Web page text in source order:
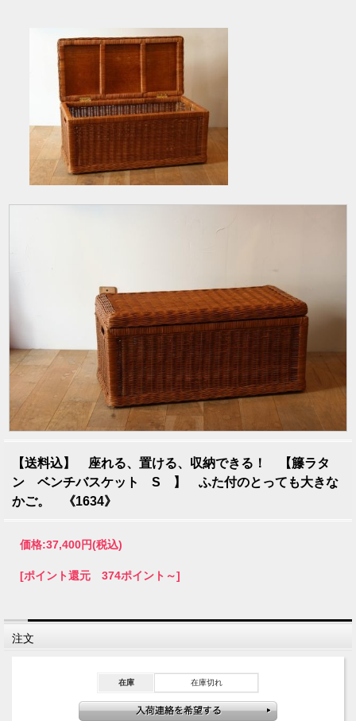
【送料込】 座れる、置ける、収納できる！ 【籐ラタ
ン ベンチバスケット S 】 ふた付のとっても大きな
かご。 《1634》
価格:37,400円(税込)
[ポイント還元 374ポイント～]
注文
在庫 在庫切れ